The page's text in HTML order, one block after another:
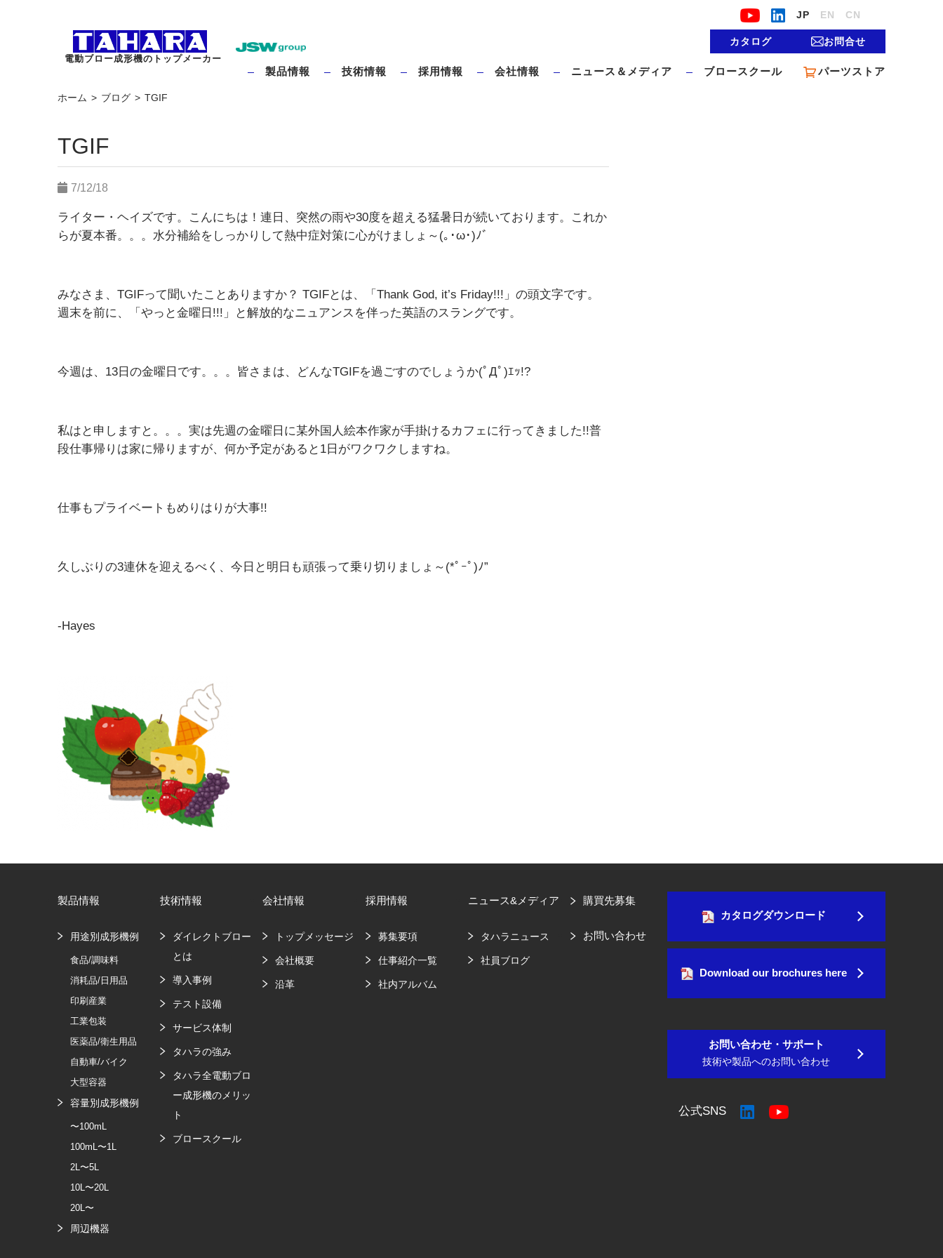
JP EN CN
電動ブロー成形機のトップメーカー
カタログ お問合せ
製品情報 技術情報 採用情報 会社情報 ニュース＆メディア ブロースクール パーツストア
ホーム ブログ TGIF
TGIF
7/12/18
ライター・ヘイズです。こんにちは！連日、突然の雨や30度を超える猛暑日が続いております。これか
らが夏本番。。。水分補給をしっかりして熱中症対策に心がけましょ～(｡･ω･)ﾉﾞ
みなさま、TGIFって聞いたことありますか？ TGIFとは、「Thank God, it’s Friday!!!」の頭文字です。
週末を前に、「やっと金曜日!!!」と解放的なニュアンスを伴った英語のスラングです。
今週は、13日の金曜日です。。。皆さまは、どんなTGIFを過ごすのでしょうか(ﾟДﾟ)ｴｯ!?
私はと申しますと。。。実は先週の金曜日に某外国人絵本作家が手掛けるカフェに行ってきました!!普
段仕事帰りは家に帰りますが、何か予定があると1日がワクワクしますね。
仕事もプライベートもめりはりが大事!!
久しぶりの3連休を迎えるべく、今日と明日も頑張って乗り切りましょ～(*ﾟｰﾟ)ﾉ”
-Hayes
製品情報
用途別成形機例
食品/調味料
消耗品/日用品
印刷産業
工業包装
医薬品/衛生用品
自動車/バイク
大型容器
容量別成形機例
〜100mL
100mL〜1L
2L〜5L
10L〜20L
20L〜
周辺機器
技術情報
ダイレクトブロー
とは
導入事例
テスト設備
サービス体制
タハラの強み
タハラ全電動ブロ
ー成形機のメリッ
ト
ブロースクール
会社情報
トップメッセージ
会社概要
沿革
採用情報
募集要項
仕事紹介一覧
社内アルバム
ニュース&メディア
タハラニュース
社員ブログ
購買先募集
お問い合わせ
カタログダウンロード
Download our brochures here
お問い合わせ・サポート
技術や製品へのお問い合わせ
公式SNS